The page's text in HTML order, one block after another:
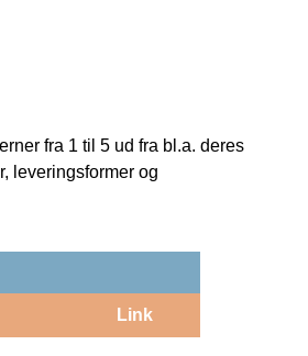
fra 1 til 5 ud fra bl.a. deres
leveringsformer og
Link